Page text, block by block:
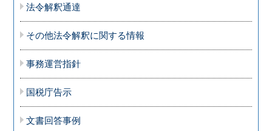
法令解釈通達
その他法令解釈に関する情報
事務運営指針
国税庁告示
文書回答事例